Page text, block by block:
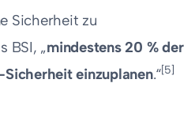
Sicherheit zu
BSI, „mindestens 20 % der
Sicherheiteinzuplanen.“[5]